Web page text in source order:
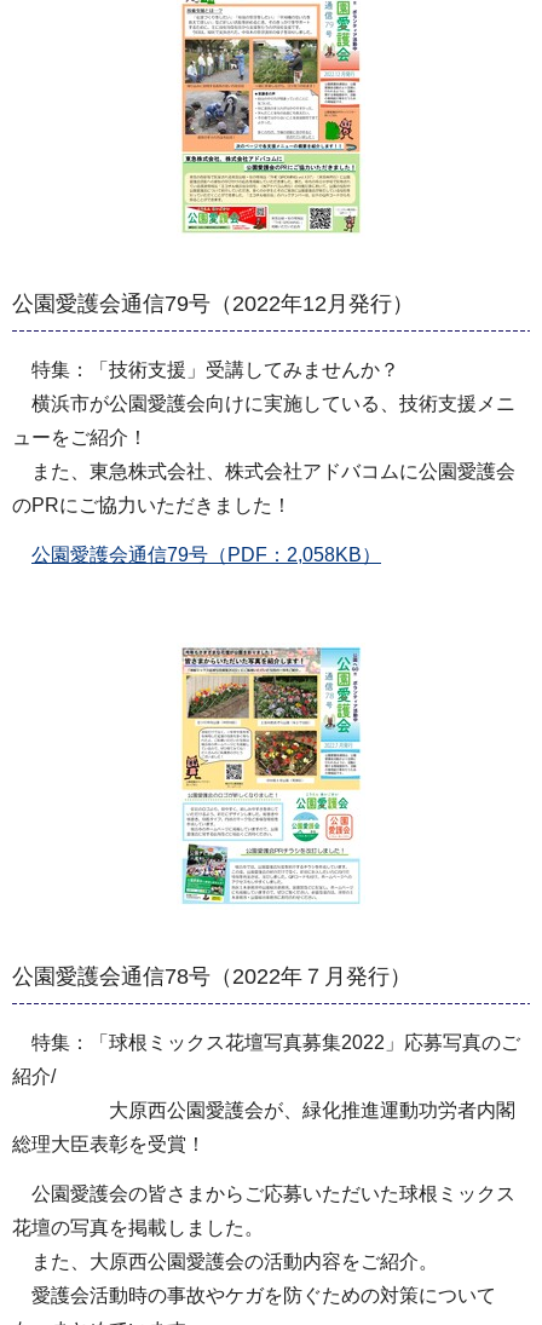
公園愛護会通信79号（2022年12月発行）
特集：「技術支援」受講してみませんか？
横浜市が公園愛護会向けに実施している、技術支援メニ
ューをご紹介！
また、東急株式会社、株式会社アドバコムに公園愛護会
のPRにご協力いただきました！
公園愛護会通信79号（PDF：2,058KB）
公園愛護会通信78号（2022年７月発行）
特集：「球根ミックス花壇写真募集2022」応募写真のご
紹介/
大原西公園愛護会が、緑化推進運動功労者内閣
総理大臣表彰を受賞！
公園愛護会の皆さまからご応募いただいた球根ミックス
花壇の写真を掲載しました。
また、大原西公園愛護会の活動内容をご紹介。
愛護会活動時の事故やケガを防ぐための対策について